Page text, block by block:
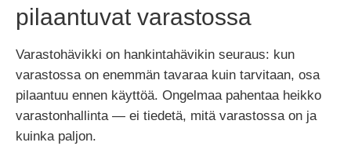
pilaantuvat varastossa
Varastohävikki on hankintahävikin seuraus: kun
varastossa on enemmän tavaraa kuin tarvitaan, osa
pilaantuu ennen käyttöä. Ongelmaa pahentaa heikko
varastonhallinta — ei tiedetä, mitä varastossa on ja
kuinka paljon.